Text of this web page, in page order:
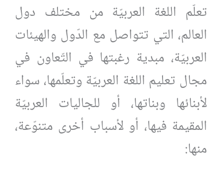
تعلّم اللغة العربيّة من مختلف دول
العالم، التي تتواصل مع الدّول والهيئات
العربيّة، مبدية رغبتها في التّعاون في
مجال تعليم اللغة العربيّة وتعلّمها، سواء
لأبنائها وبناتها، أو للجاليات العربيّة
المقيمة فيها، أو لأسباب أخرى متنوّعة،
منها: